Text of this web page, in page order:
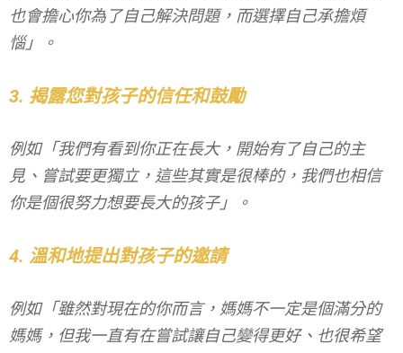
也會擔心你為了自己解決問題，而選擇自己承擔煩
惱」。
3. 揭露您對孩子的信任和鼓勵
例如「我們有看到你正在長大，開始有了自己的主
見、嘗試要更獨立，這些其實是很棒的，我們也相信
你是個很努力想要長大的孩子」。
4. 溫和地提出對孩子的邀請
例如「雖然對現在的你而言，媽媽不一定是個滿分的
媽媽，但我一直有在嘗試讓自己變得更好、也很希望